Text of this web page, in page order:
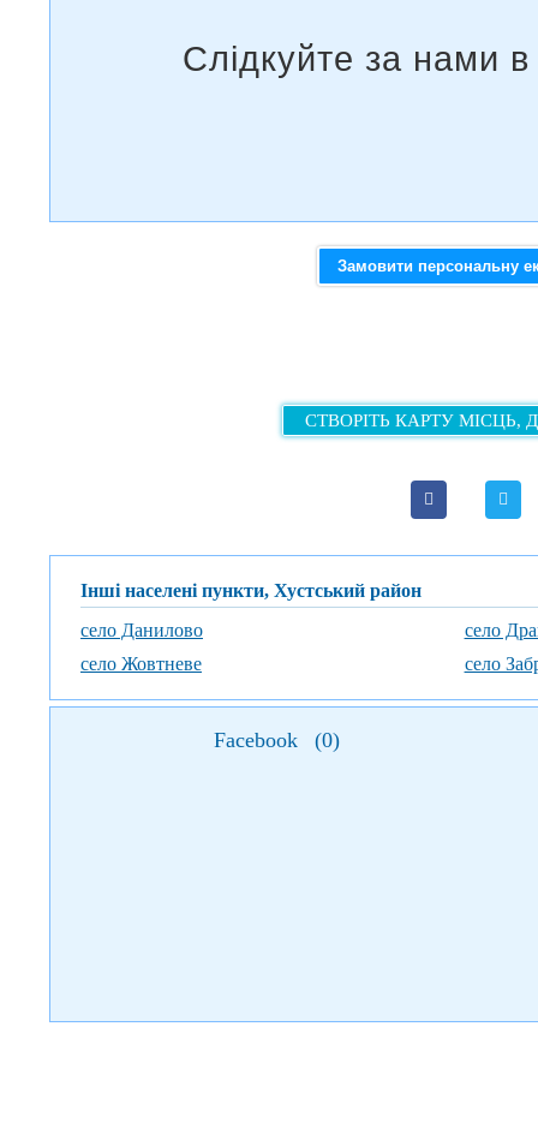
Замовити персональну
СТВОРІТЬ КАРТУ МІСЦЬ,
Інші населені пункти, Хустський район
село Данилово
село
село Жовтневе
село
Facebook (0)